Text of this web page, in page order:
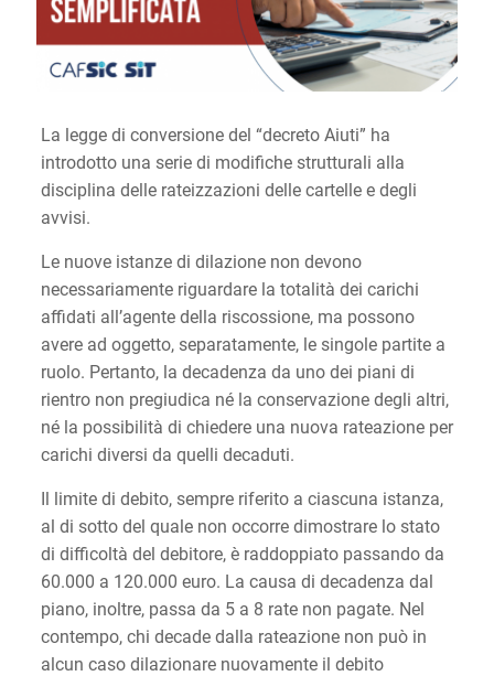
La legge di conversione del “decreto Aiuti” ha
introdotto una serie di modifiche strutturali alla
disciplina delle rateizzazioni delle cartelle e degli
avvisi.
Le nuove istanze di dilazione non devono
necessariamente riguardare la totalità dei carichi
affidati all’agente della riscossione, ma possono
avere ad oggetto, separatamente, le singole partite a
ruolo. Pertanto, la decadenza da uno dei piani di
rientro non pregiudica né la conservazione degli altri,
né la possibilità di chiedere una nuova rateazione per
carichi diversi da quelli decaduti.
Il limite di debito, sempre riferito a ciascuna istanza,
al di sotto del quale non occorre dimostrare lo stato
di difficoltà del debitore, è raddoppiato passando da
60.000 a 120.000 euro. La causa di decadenza dal
piano, inoltre, passa da 5 a 8 rate non pagate. Nel
contempo, chi decade dalla rateazione non può in
alcun caso dilazionare nuovamente il debito